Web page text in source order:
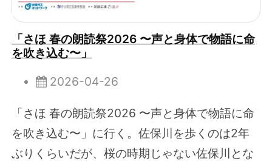
「さほ 春の朗読祭2026 〜声と身体で物語に命
を吹き込む〜」
2026-04-26
「さほ 春の朗読祭2026 〜声と身体で物語に命
を吹き込む〜」に行く。佐保川を歩くのは2年
ぶりくらいだが、桜の時期じゃない佐保川とな